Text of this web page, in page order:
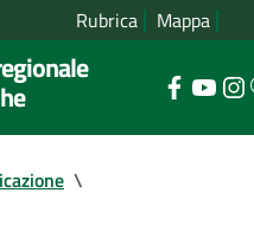
Rubrica Mappa
\